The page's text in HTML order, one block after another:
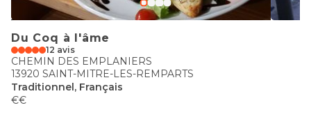
Du Coq à l'âme
12 avis
CHEMIN DES EMPLANIERS
13920 SAINT-MITRE-LES-REMPARTS
Traditionnel, Français
€€